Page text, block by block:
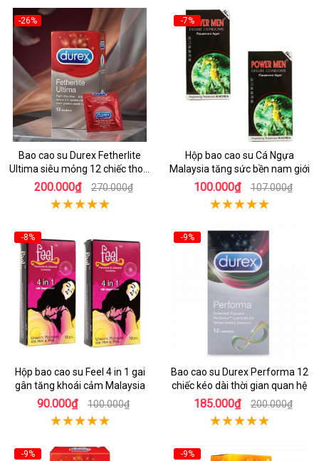
-26%
Bao cao su Durex Fetherlite
Ultima siêu mỏng 12 chiếc thoải
mái dễ chịu
200.000₫ 270.000₫
-7%
Hộp bao cao su Cá Ngựa
Malaysia tăng sức bền nam giới
100.000₫ 107.000₫
-8%
Hộp bao cao su Feel 4 in 1 gai
gân tăng khoái cảm Malaysia
90.000₫ 100.000₫
-9%
Bao cao su Durex Performa 12
chiếc kéo dài thời gian quan hệ
185.000₫ 200.000₫
-9% -9%